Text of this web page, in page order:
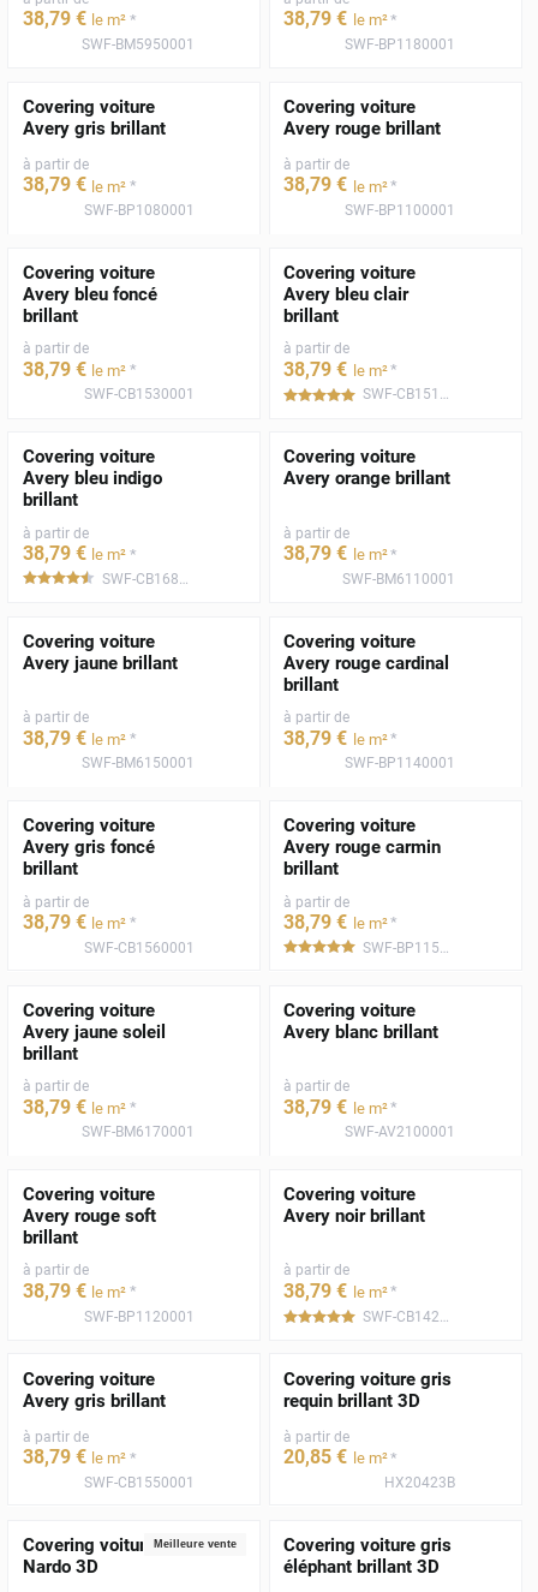
38,79 € le m² *
SWF-BM5950001
38,79 € le m²*
SWF-BP1180001
Covering voiture
Avery gris brillant
à partir de
38,79 € le m² *
SWF-BP1080001
Covering voiture
Avery rouge brillant
à partir de
38,79 € le m²*
SWF-BP1100001
Covering voiture
Avery bleu foncé
brillant
à partir de
38,79 € le m² *
SWF-CB1530001
Covering voiture
Avery bleu clair
brillant
à partir de
38,79 € le m²*
***** SWF-CB1510001
Covering voiture
Avery bleu indigo
brillant
à partir de
38,79 € le m² *
***** SWF-CB1680001
Covering voiture
Avery orange brillant
à partir de
38,79 € le m²*
SWF-BM6110001
Covering voiture
Avery jaune brillant
à partir de
38,79 € le m² *
SWF-BM6150001
Covering voiture
Avery rouge cardinal
brillant
à partir de
38,79 € le m²*
SWF-BP1140001
Covering voiture
Avery gris foncé
brillant
à partir de
38,79 € le m² *
SWF-CB1560001
Covering voiture
Avery rouge carmin
brillant
à partir de
38,79 € le m²*
*****
Covering voiture
Avery jaune soleil
brillant
à partir de
38,79 € le m² *
SWF-BM6170001
Covering voiture
Avery blanc brillant
à partir de
38,79 € le m²*
SWF-AV2100001
Covering voiture
Avery rouge soft
brillant
à partir de
38,79 € le m² *
SWF-BP1120001
Covering voiture
Avery noir brillant
à partir de
38,79 € le m²*
*****
Covering voiture
Avery gris brillant
à partir de
38,79 € le m² *
SWF-CB1550001
Covering voiture gris
requin brillant 3D
à partir de
20,85 € le m²*
HX20423B
Meilleure vente
Covering voiture gris
Nardo 3D
Covering voiture gris
éléphant brillant 3D